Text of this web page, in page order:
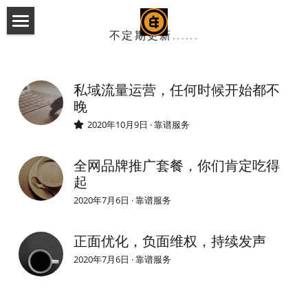
常规服务
扫码看案例
不定期更新......
私域流量运营，任何时候开始都不
晚
2020年10月9日 ·靠谱服务
全网品牌推广套餐，你们肯定吃得
起
2020年7月6日 ·靠谱服务
正面优化，负面维权，持续发声
2020年7月6日 ·靠谱服务